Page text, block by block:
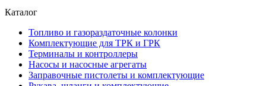
Каталог
Топливо и газораздаточные колонки
Комплектующие для ТРК и ГРК
Терминалы и контроллеры
Насосы и насосные агрегаты
Заправочные пистолеты и комплектующие